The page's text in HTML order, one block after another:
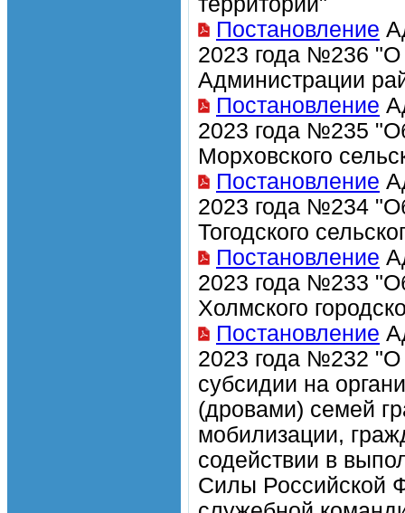
Постановление
2023 года №236 "О
Администрации
Постановление
2023 года №235
Морховского
Постановление
2023 года №234
Тогодского
Постановление
2023 года №233
Холмского
Постановление
2023 года №232 "О
субсидии на
(дровами) семей
мобилизации,
содействии в
Силы Российской